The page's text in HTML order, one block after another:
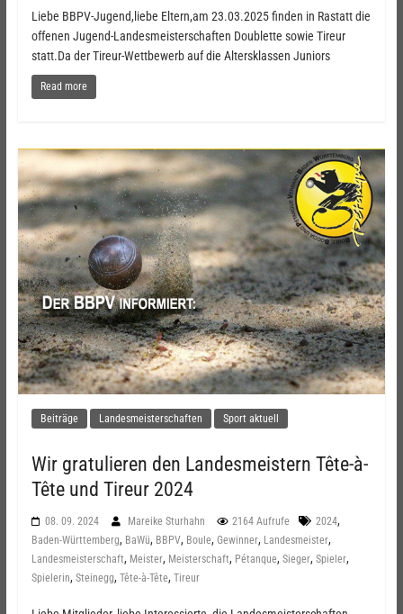
Liebe BBPV-Jugend,liebe Eltern,am 23.03.2025 finden in Rastatt die
offenen Jugend-Landesmeisterschaften Doublette sowie Tireur
statt.Da der Tireur-Wettbewerb auf die Altersklassen Juniors
Read more
Beiträge Landesmeisterschaften Sport aktuell
Wir gratulieren den Landesmeistern Tête-à-
Tête und Tireur 2024
08. 09. 2024 Mareike Sturhahn 2164 Aufrufe 2024,
Baden-Württemberg, BaWü, BBPV, Boule, Gewinner, Landesmeister,
Landesmeisterschaft, Meister, Meisterschaft, Pétanque, Sieger, Spieler,
Spielerin, Steinegg, Tête-à-Tête, Tireur